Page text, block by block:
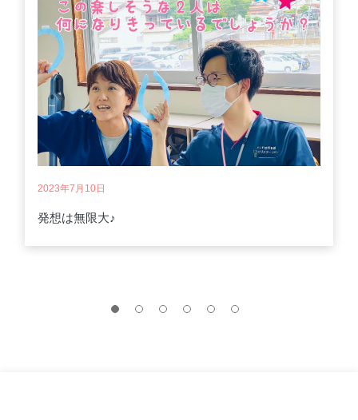
2023年7月10日
発想は無限大♪